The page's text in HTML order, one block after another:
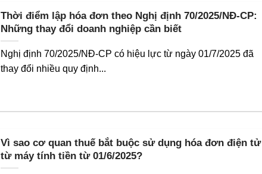
Thời điểm lập hóa đơn theo Nghị định 70/2025/NĐ-CP:
Những thay đổi doanh nghiệp cần biết
Nghị định 70/2025/NĐ-CP có hiệu lực từ ngày 01/7/2025 đã
thay đổi nhiều quy định...
Vì sao cơ quan thuế bắt buộc sử dụng hóa đơn điện tử
từ máy tính tiền từ 01/6/2025?